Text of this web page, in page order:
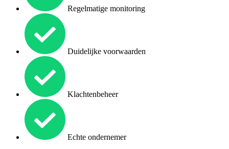
Regelmatige monitoring
Duidelijke voorwaarden
Klachtenbeheer
Echte ondernemer